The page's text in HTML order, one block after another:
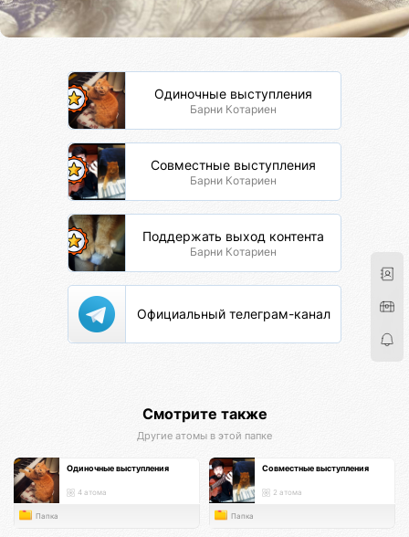
Одиночные выступления
Барни Котариен
Совместные выступления
Барни Котариен
Поддержать выход контента
Барни Котариен
Официальный телеграм-канал
Смотрите также
Другие атомы в этой папке
Одиночные выступления
4 атома
Папка
Совместные выступления
2 атома
Папка